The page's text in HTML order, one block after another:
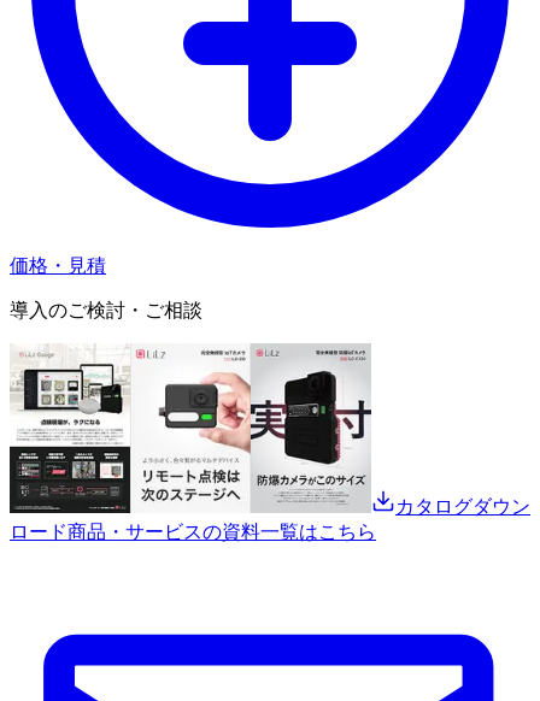
価格・見積
導入のご検討・ご相談
カタログダウン
ロード商品・サービスの資料一覧はこちら